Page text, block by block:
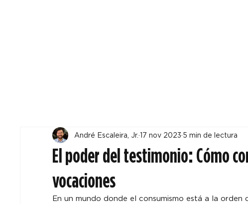
El poder del testimonio: Cómo
vocaciones
André Escaleira, Jr. 17 nov 2023 5 min de lectura
En un mundo donde el consumismo está a la